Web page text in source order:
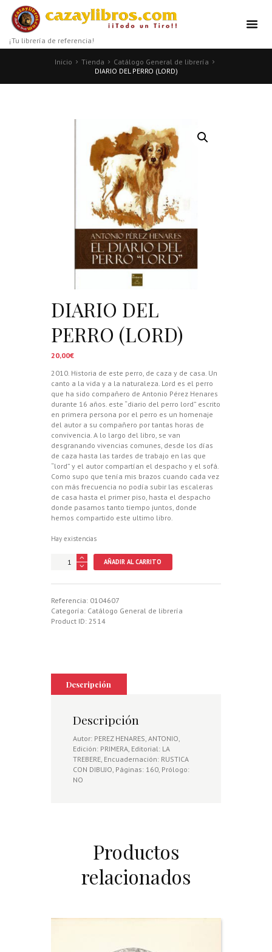
¡Tu librería de referencia!
Inicio Tienda
Catálogo General de librería
DIARIO DEL PERRO (LORD)
DIARIO DEL
PERRO (LORD)
20,00€
2010. Historia de este perro, de caza y de casa. Un
canto a la vida y a la naturaleza. Lord es el perro
que ha sido compañero de Antonio Pérez Henares
durante 16 años. este “diario del perro lord” escrito
en primera persona por el perro es un homenaje
del autor a su compañero por tantas horas de
convivencia. A lo largo del libro, se van
desgranando vivencias comunes, desde los días
de caza hasta las tardes de trabajo en las que
“lord” y el autor compartían el despacho y el sofá.
Como supo que tenía mis brazos cuando cada vez
con más frecuencia no podía subir las escaleras
de casa hasta el primer piso, hasta el despacho
donde pasamos tanto tiempo juntos, donde
hemos compartido este ultimo libro.
Hay existencias
DIARIO
cantidad
AÑADIR AL CARRITO
Referencia: 0104607
Categoría: Catálogo General de librería
Product ID: 2514
Descripción
Descripción
Autor: PEREZ HENARES, ANTONIO,
Edición: PRIMERA, Editorial: LA
TREBERE, Encuadernación: RUSTICA
CON DIBUJO, Páginas: 160, Prólogo:
NO
Productos
relacionados